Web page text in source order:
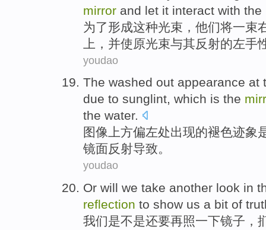
mirror and let it interact with the
为了形成这种光束 ， 他们将一束
上 ， 并使原光束与其反射的左手
youdao
The washed out appearance at
due to sunglint, which is the
the water.
图像 上方偏左处出现的褪色迹象
镜面反射导致。
youdao
Or will we take another look in
reflection to show us a bit of
我们是不是还要再照一下镜子 ，